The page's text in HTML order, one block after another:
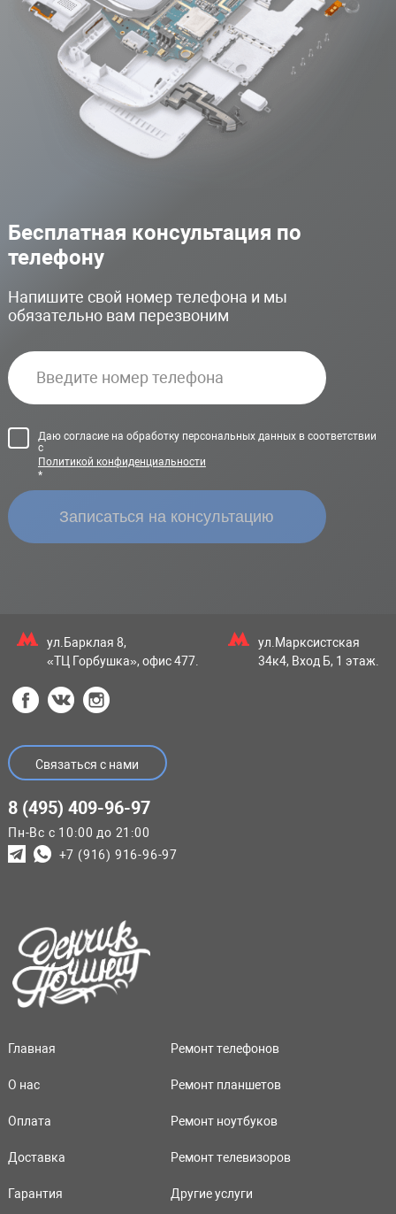
Бесплатная консультация по
телефону
Напишите свой номер телефона и мы
обязательно вам перезвоним
Даю согласие на обработку персональных данных в соответствии
с
Политикой конфиденциальности
*
ул.Барклая 8,
«ТЦ Горбушка», офис 477.
ул.Марксистская
34к4, Вход Б, 1 этаж.
Связаться с нами
8 (495) 409-96-97
Пн-Вс с 10:00 до 21:00
+7 (916) 916-96-97
Главная
О нас
Оплата
Доставка
Гарантия
Ремонт телефонов
Ремонт планшетов
Ремонт ноутбуков
Ремонт телевизоров
Другие услуги